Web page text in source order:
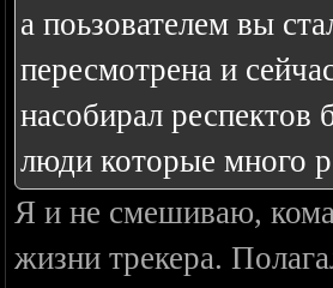
а поьзователем вы
пересмотрена и
насобирал респектов
люди которые много
Я и не смешиваю,
жизни трекера.